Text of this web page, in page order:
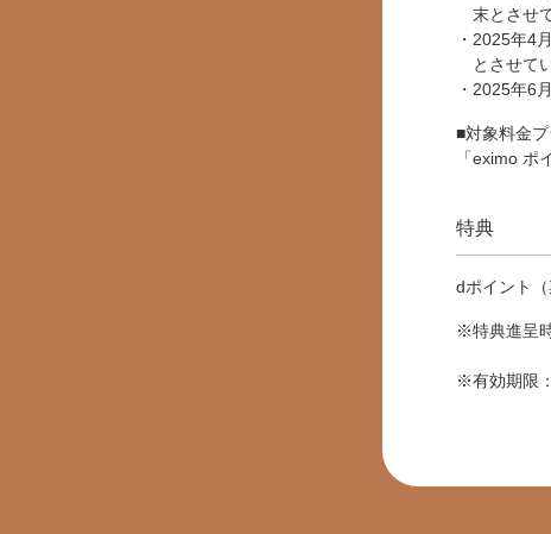
末とさせ
・2025年4
とさせて
・2025年6
■対象料金
「eximo ポ
特典
dポイント
※特典進呈
※有効期限